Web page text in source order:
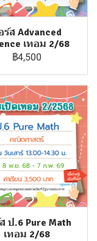
ร์ส Advanced
เทอม 2/68
฿4,500
ป.6 Pure Math
เทอม 2/68